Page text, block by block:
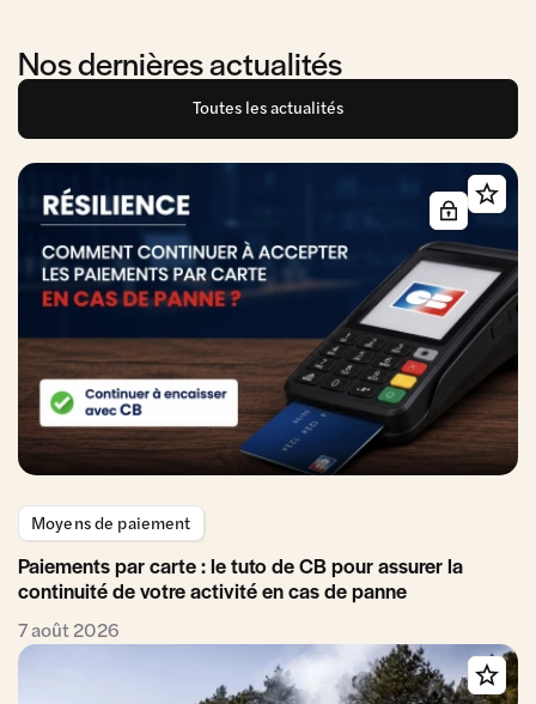
Nos dernières actualités
Toutes les actualités
Moyens de paiement
Paiements par carte : le tuto de CB pour assurer la
continuité de votre activité en cas de panne
7 août 2026